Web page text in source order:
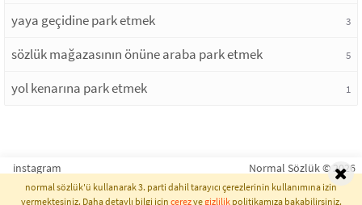
yaya geçidine park etmek 3
sözlük mağazasının önüne araba park etmek 5
yol kenarına park etmek 1
instagram Normal Sözlük © 2026
normal sözlük'ü kullanarak 3. parti dahil tarayıcı çerezlerinin kullanımına izin
vermektesiniz. Daha detaylı bilgi için çerezvegizlilikpolitikamıza bakabilirsiniz.